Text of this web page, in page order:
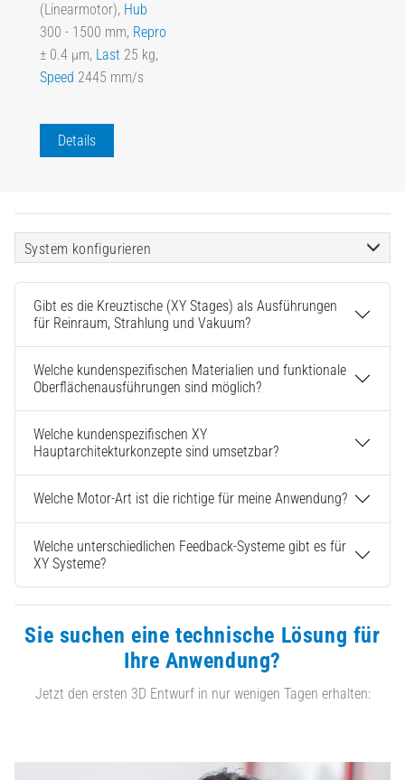
(Linearmotor), Hub
300 - 1500 mm, Repro
± 0.4 µm, Last 25 kg,
Speed 2445 mm/s
Details
System konfigurieren
Gibt es die Kreuztische (XY Stages) als Ausführungen
für Reinraum, Strahlung und Vakuum?
Welche kundenspezifischen Materialien und funktionale
Oberflächenausführungen sind möglich?
Welche kundenspezifischen XY
Hauptarchitekturkonzepte sind umsetzbar?
Welche Motor-Art ist die richtige für meine Anwendung?
Welche unterschiedlichen Feedback-Systeme gibt es für
XY Systeme?
Sie suchen eine technische Lösung für
Ihre Anwendung?
Jetzt den ersten 3D Entwurf in nur wenigen Tagen erhalten: